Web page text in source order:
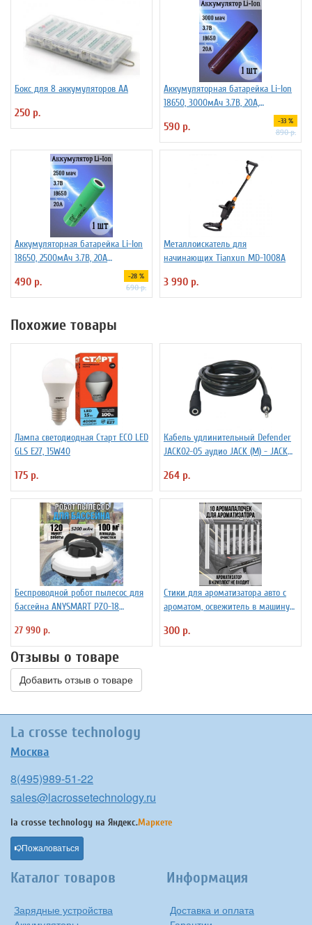
Бокс для 8 аккумуляторов АА
250 р.
Аккумуляторная батарейка Li-Ion
18650, 3000мАч 3.7В, 20A,
высокомощный, незащищенный
590 р. -33 %
890 р.
Аккумуляторная батарейка Li-Ion
18650, 2500мАч 3.7В, 20A
490 р. -28 %
690 р.
Металлоискатель для
начинающих Tianxun MD-1008A
3 990 р.
Похожие товары
Лампа светодиодная Старт ECO LED
GLS E27, 15W40
175 р.
Кабель удлинительный Defender
JACK02-05 аудио JACK (M) - JACK
264 р.
Беспроводной робот пылесос для
бассейна ANYSMART PZO-18
27 990 р.
Стики для ароматизатора авто с
ароматом, освежитель в машину
300 р.
Отзывы о товаре
Добавить отзыв о товаре
La crosse technology
Москва
8(495)989-51-22
sales@lacrossetechnology.ru
la crosse technology на Яндекс.Маркете
Пожаловаться
Каталог товаров
Зарядные устройства
Информация
Доставка и оплата